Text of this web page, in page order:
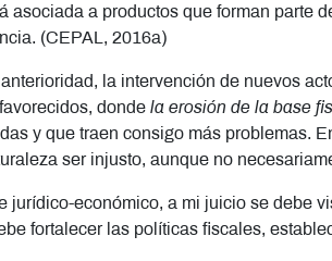
asociada a productos que forman parte
(CEPAL, 2016a)
la intervención de nuevos
donde la erosión de la base
y que traen consigo más problemas.
ser injusto, aunque no
jurídico-económico, a mi juicio se debe
fortalecer las políticas fiscales,